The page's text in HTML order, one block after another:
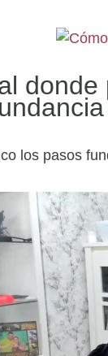
los pasos